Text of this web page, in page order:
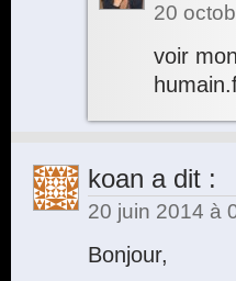
20
voir
koan a dit :
20 juin 2014 à
Bonjour,